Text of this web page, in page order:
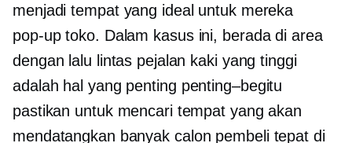
menjadi tempat yang ideal untuk mereka
pop-uptoko. Dalam kasus ini, berada di area
dengan lalu lintas pejalan kaki yang tinggi
adalah hal yang penting penting–begitu
pastikan untuk mencari tempat yang akan
mendatangkan banyak calon pembeli tepat di